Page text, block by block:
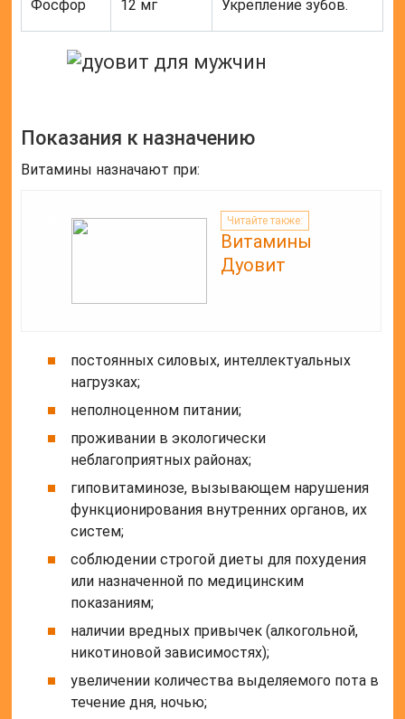
Фосфор 12 мг Укрепление зубов.
Показания к назначению
Витамины назначают при:
Читайте также:
Витамины
Дуовит
постоянных силовых, интеллектуальных
нагрузках;
неполноценном питании;
проживании в экологически
неблагоприятных районах;
гиповитаминозе, вызывающем нарушения
функционирования внутренних органов, их
систем;
соблюдении строгой диеты для похудения
или назначенной по медицинским
показаниям;
наличии вредных привычек (алкогольной,
никотиновой зависимостях);
увеличении количества выделяемого пота в
течение дня, ночью;